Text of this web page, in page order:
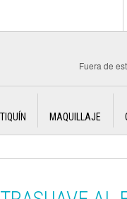
Fuera de
MAQUILLAJE